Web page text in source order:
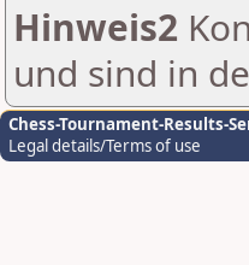
Hinweis2
und sind in
Chess-Tournament-Results-
Legal details/Terms of use